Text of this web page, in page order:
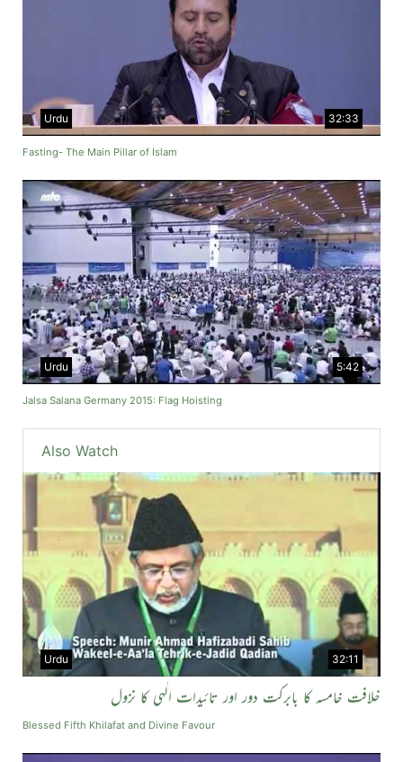
32:33
Urdu
Fasting- The Main Pillar of Islam
5:42
Urdu
Jalsa Salana Germany 2015: Flag Hoisting
Also Watch
32:11
Urdu
خلافت خامسہ کا بابرکت دور اور تائیدات الٰہی کا نزول
Blessed Fifth Khilafat and Divine Favour